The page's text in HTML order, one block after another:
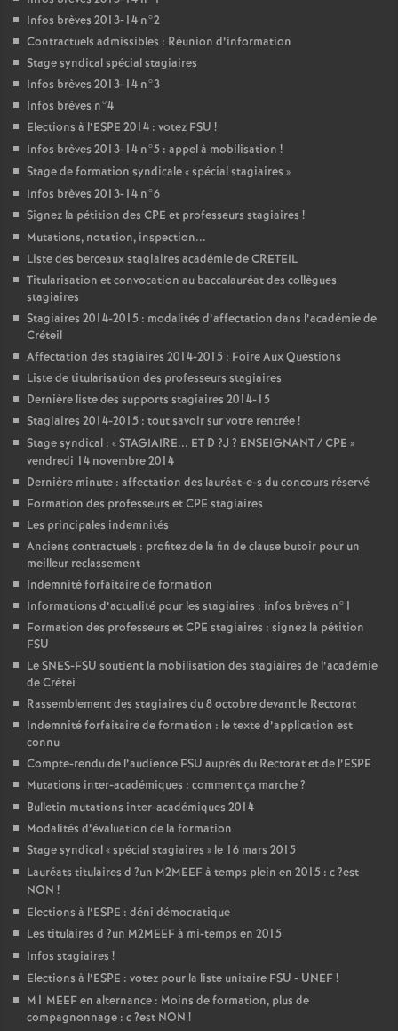
Infos brèves 2013-14 n°2
Contractuels admissibles : Réunion d’information
Stage syndical spécial stagiaires
Infos brèves 2013-14 n°3
Infos brèves n°4
Elections à l’ESPE 2014 : votez FSU !
Infos brèves 2013-14 n°5 : appel à mobilisation !
Stage de formation syndicale «spécial stagiaires »
Infos brèves 2013-14 n°6
Signez la pétition des CPE et professeurs stagiaires !
Mutations, notation, inspection...
Liste des berceaux stagiaires académie deCRETEIL
Titularisation et convocation au baccalauréat des collègues
stagiaires
Stagiaires 2014-2015 : modalités d’affectation dans l’académie de
Créteil
Affectation des stagiaires 2014-2015 : Foire Aux Questions
Liste de titularisation des professeurs stagiaires
Dernière liste des supports stagiaires 2014-15
Stagiaires 2014-2015 : tout savoir sur votre rentrée!
Stage syndical : «STAGIAIRE... ET D ?J ? ENSEIGNANT/CPE »
vendredi 14 novembre 2014
Dernière minute : affectation des lauréat-e-s du concours réservé
Formation des professeurs etCPE stagiaires
Les principales indemnités
Anciens contractuels : profitez de la fin de clause butoir pour un
meilleur reclassement
Indemnité forfaitaire de formation
Informations d’actualité pour les stagiaires : infos brèves n°1
Formation des professeurs etCPE stagiaires : signez la pétition
FSU
LeSNES-FSU soutient la mobilisation des stagiaires de l’académie
de Crétei
Rassemblement des stagiaires du 8 octobre devant le Rectorat
Indemnité forfaitaire de formation : le texte d’application est
connu
Compte-rendu de l’audience FSU auprès du Rectorat et de l’ESPE
Mutations inter-académiques : comment ça marche?
Bulletin mutations inter-académiques 2014
Modalités d’évaluation de la formation
Stage syndical «spécial stagiaires » le 16 mars 2015
Lauréats titulaires d ?un M2MEEFà temps plein en 2015 : c?est
NON !
Elections à l’ESPE : déni démocratique
Les titulaires d ?un M2MEEFà mi-temps en 2015
Infos stagiaires !
Elections à l’ESPE : votez pour la liste unitaire FSU - UNEF!
M1 MEEFen alternance : Moins de formation, plus de
compagnonnage : c?est NON !